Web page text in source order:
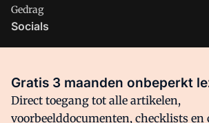
Gedrag
Socials
Facebook
Gratis 3 maanden onbeperkt
Direct toegang tot alle artikelen,
voorbeelddocumenten, checklists en